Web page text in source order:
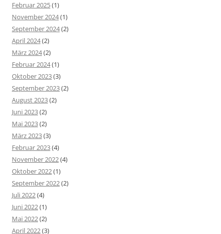
Februar 2025(1)
November 2024(1)
September 2024(2)
April 2024(2)
März 2024(2)
Februar 2024(1)
Oktober 2023(3)
September 2023(2)
August 2023(2)
Juni 2023(2)
Mai 2023(2)
März 2023(3)
Februar 2023(4)
November 2022(4)
Oktober 2022(1)
September 2022(2)
Juli 2022(4)
Juni 2022(1)
Mai 2022(2)
April 2022(3)